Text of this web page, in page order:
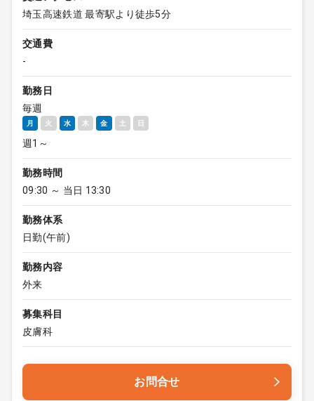
埼玉高速鉄道 最寄駅より徒歩5分
交通費
-
勤務日
毎週
月 火 水 木 金 土 日
週1～
勤務時間
09:30 ～ 当日 13:30
勤務体系
日勤(午前)
勤務内容
外来
募集科目
皮膚科
お問合せ